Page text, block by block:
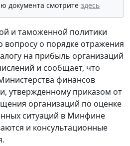
документа смотрите здесь
и таможенной политики
вопросу о порядке отражения
на прибыль организаций
и сообщает, что
финансов
утвержденному приказом от
организаций по оценке
ситуаций в Минфине
и консультационные